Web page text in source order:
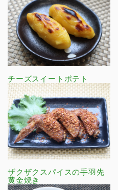
チーズスイートポテト
ザクザクスパイスの手羽先
黄金焼き